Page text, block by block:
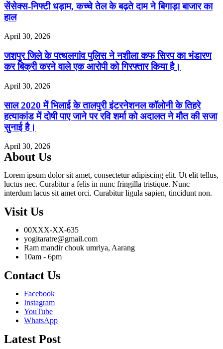
सेंसेक्स-निफ्टी धड़ाम, कच्चे तेल के बढ़ते दाम ने बिगाड़ा बाजार का
हाल
April 30, 2026
जशपुर जिले के पत्थलगांव पुलिस ने नशीला कफ सिरप का भंडारण
कर बिक्री करने वाले एक आरोपी को गिरफ्तार किया है।
April 30, 2026
साल 2020 में भिलाई के तालपुरी इंटरनेशनल कॉलोनी के तिहरे
हत्याकांड में दोषी पाए जाने पर रवि शर्मा को अदालत ने मौत की सजा
सुनाई है।
April 30, 2026
About Us
Lorem ipsum dolor sit amet, consectetur adipiscing elit. Ut elit tellus,
luctus nec. Curabitur a felis in nunc fringilla tristique. Nunc
interdum lacus sit amet orci. Curabitur ligula sapien, tincidunt non.
Visit Us
00XXX-XX-635
yogitaratre@gmail.com
Ram mandir chouk umriya, Aarang
10am - 6pm
Contact Us
Facebook
Instagram
YouTube
WhatsApp
Latest Post